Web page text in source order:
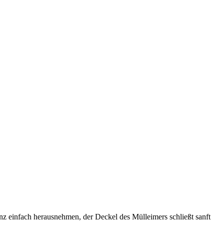
einfach herausnehmen, der Deckel des Mülleimers schließt sanft